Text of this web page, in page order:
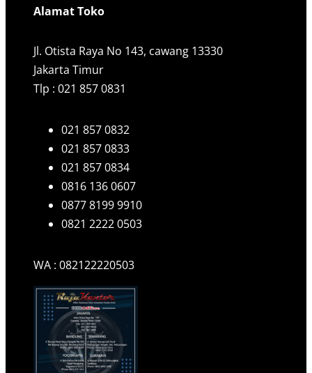
Alamat Toko
Jl. Otista Raya No 143, cawang 13330
Jakarta Timur
Tlp : 021 857 0831
021 857 0832
021 857 0833
021 857 0834
0816 136 0607
0877 8199 9910
0821 2222 0503
WA : 082122220503